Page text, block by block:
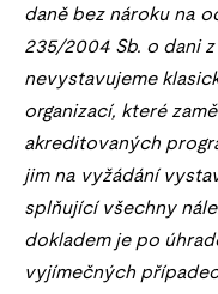
daně bez nároku na
235/2004 Sb. o dani
nevystavujeme
organizací, které
akreditovaných
jim na vyžádání
splňující všechny
dokladem je po
vyjímečných